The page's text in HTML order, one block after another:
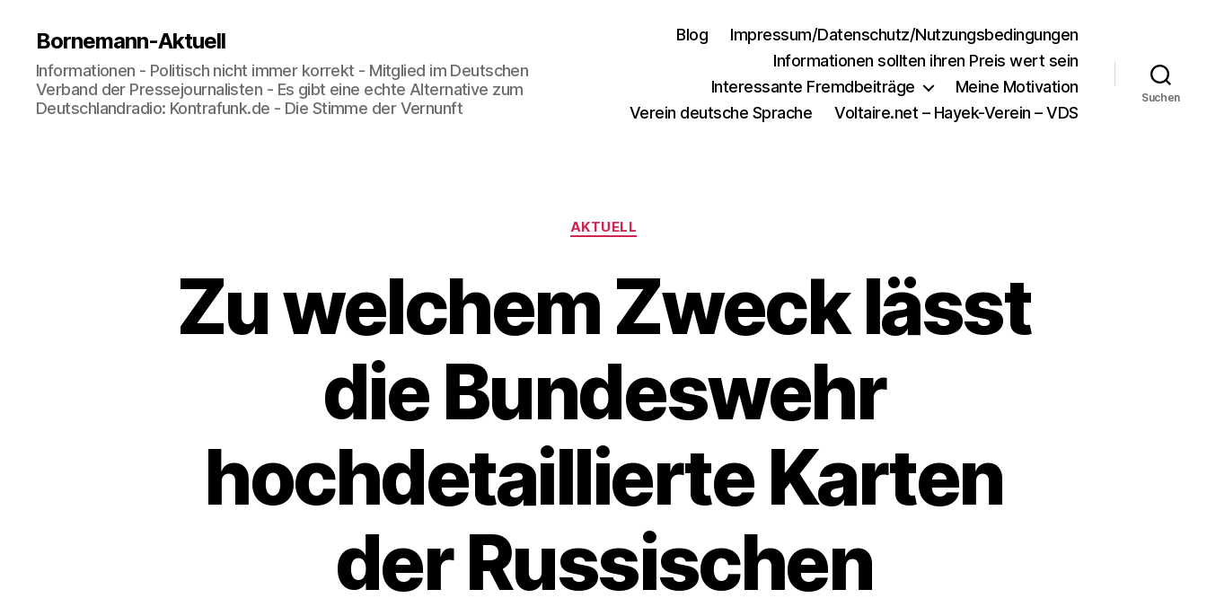
Bornemann-Aktuell
Informationen - Politisch nicht immer korrekt - Mitglied im Deutschen
Verband der Pressejournalisten - Es gibt eine echte Alternative zum
Deutschlandradio: Kontrafunk.de - Die Stimme der Vernunft
Blog
Impressum/Datenschutz/Nutzungsbedingungen
Informationen sollten ihren Preis wert sein
Interessante Fremdbeiträge
Meine Motivation
Verein deutsche Sprache
Voltaire.net – Hayek-Verein – VDS
Suchen
Kategorien
AKTUELL
Zu welchem Zweck lässt
die Bundeswehr
hochdetaillierte Karten
der Russischen